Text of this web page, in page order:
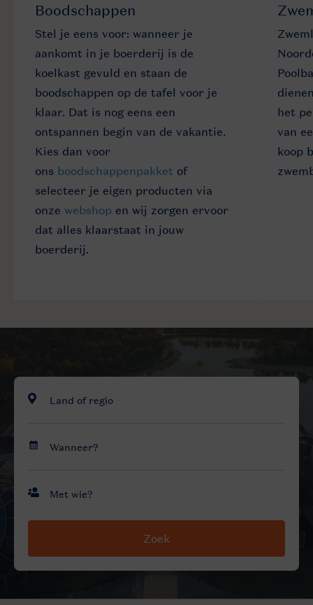
Boodschappen
Stel je eens voor: wanneer je
aankomt in je boerderij is de
koelkast gevuld en staan de
boodschappen op de tafel voor je
klaar. Dat is nog eens een
ontspannen begin van de vakantie.
Kies dan voor
ons boodschappenpakket of
selecteer je eigen producten via
onze webshop en wij zorgen ervoor
dat alles klaarstaat in jouw
boerderij.
het
van
koop
Zoek